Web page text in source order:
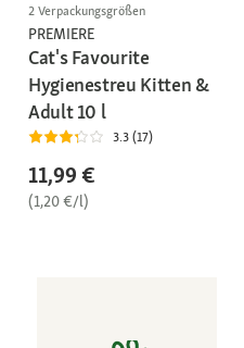
2 Verpackungsgrößen
PREMIERE
Cat's Favourite
Hygienestreu Kitten &
Adult 10 l
3.3 (17)
11,99 €
(1,20 €/l)